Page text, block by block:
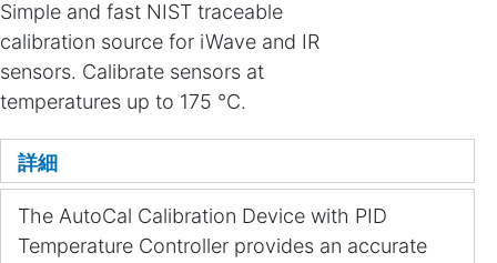
Simple and fast NIST traceable
calibration source for iWave and IR
sensors. Calibrate sensors at
temperatures up to 175 °C.
詳細
The AutoCal Calibration Device with PID
Temperature Controller provides an accurate